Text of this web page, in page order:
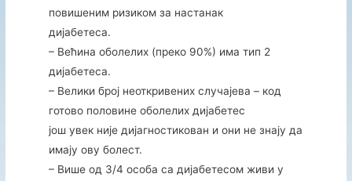
повишеним ризиком за настанак
дијабетеса.
– Већина оболелих (преко 90%) има тип 2
дијабетеса.
– Велики број неоткривених случајева – код
готово половине оболелих дијабетес
још увек није дијагностикован и они не знају да
имају ову болест.
– Више од 3/4 особа са дијабетесом живи у